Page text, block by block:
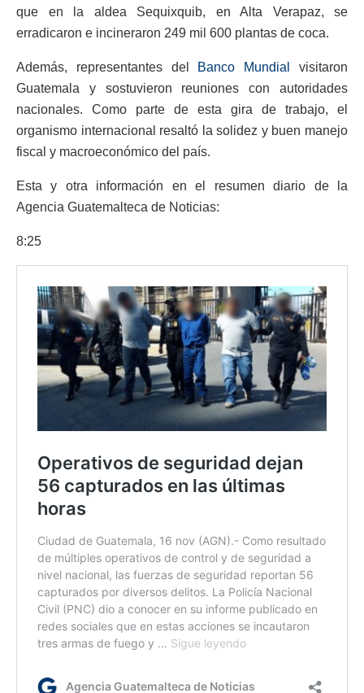
que en la aldea Sequixquib, en Alta Verapaz, se
erradicaron e incineraron 249 mil 600 plantas de coca.
Además, representantes del Banco Mundial
visitaron
Guatemala y sostuvieron reuniones con autoridades
nacionales. Como parte de esta gira de trabajo, el
organismo internacional resaltó la solidez y buen manejo
fiscal y macroeconómico del país.
Esta y otra información en el resumen diario de la
Agencia Guatemalteca de Noticias:
8:25